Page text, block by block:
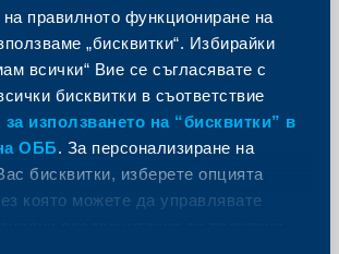
на правилното функциониране на
„бисквитки“. Избирайки
всички“ Вие се съгласявате с
бисквитки в съответствие
използването на “бисквитки” в
ОББ. За персонализиране на
бисквитки, изберете опцията
която можете да управлявате
Временно
на достъпа до
от 20:00 ч. на 20 януари
22:00 ч. на 22 януари